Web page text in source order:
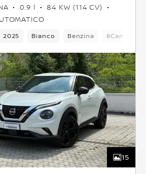
0.9 l
84 KW (114 CV)
2025 Bianco Benzina 6Cambio
15